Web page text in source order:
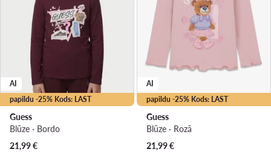
papildu -25% Kods: LAST
AI
Guess
Blūze · Bordo
21,99€
papildu -25% Kods: LAST
AI
Guess
Blūze · Rozā
21,99€